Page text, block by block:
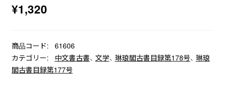
¥1,320
商品コード:
61606
カテゴリー:
中文書古書、 文学、 琳琅閣古書目録第178号、 琳琅
閣古書目録第177号